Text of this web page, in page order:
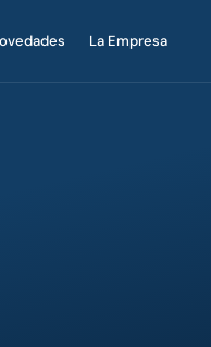
La Empresa